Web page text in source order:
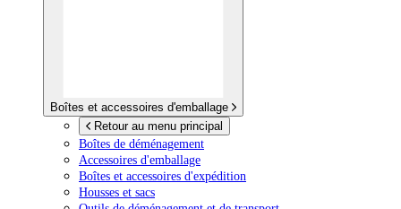
Boîtes et accessoires d'emballage
Retour au menu principal
Boîtes de déménagement
Accessoires d'emballage
Boîtes et accessoires d'expédition
Housses et sacs